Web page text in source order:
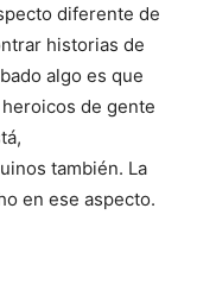
diferente de
historias de
algo es que
de gente
también. La
en ese aspecto.